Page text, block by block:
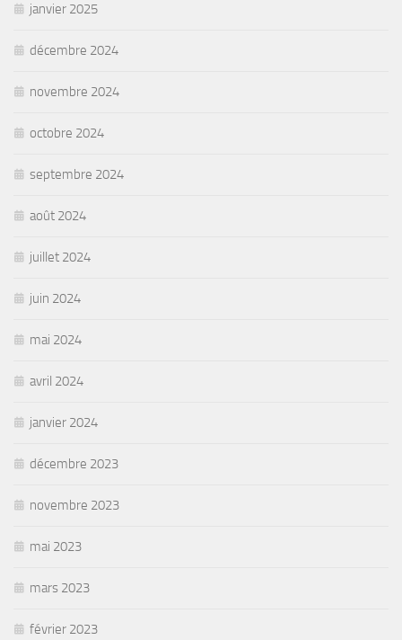
janvier 2025
décembre 2024
novembre 2024
octobre 2024
septembre 2024
août 2024
juillet 2024
juin 2024
mai 2024
avril 2024
janvier 2024
décembre 2023
novembre 2023
mai 2023
mars 2023
février 2023